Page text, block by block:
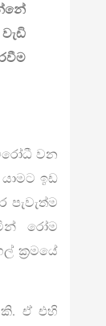
වන
ඉඩ
රෝම
ක්‍රමයේ
ඒ එහි